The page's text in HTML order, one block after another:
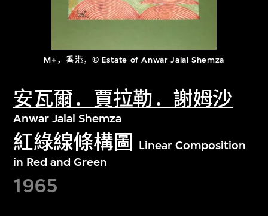
M+，香港，© Estate of Anwar Jalal Shemza
安瓦爾．賈拉勒．謝姆沙
Anwar Jalal Shemza
紅綠線條構圖
Linear Composition
in Red and Green
1965
文化藏品。